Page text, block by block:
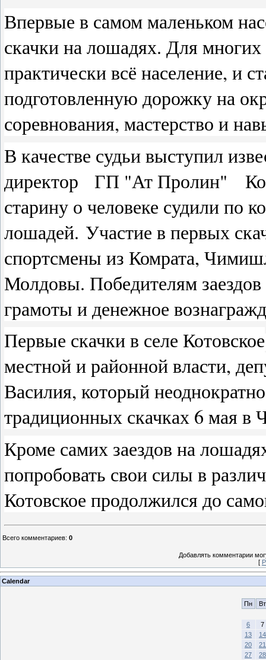
Впервые в самом маленьком
скачки на лошадях. Для
практически всё население, и
подготовленную дорожку на
соревнования, мастерство и
В качестве судьи выступил
директор ГП "Ат Пролин"
старину о человеке судили по
лошадей. Участие в первых
спортсмены из Комрата,
Молдовы. Победителям
грамоты и денежное
Первые скачки в селе Котовское
местной и районной власти,
Василия, который
традиционных скачках 6 мая в
Кроме самих заездов на
попробовать свои силы в
Котовское продолжился до
Всего комментариев: 0
Добавлять комментарии
[
Calendar
Пн Вт
6
7
13
14
20
21
27
28